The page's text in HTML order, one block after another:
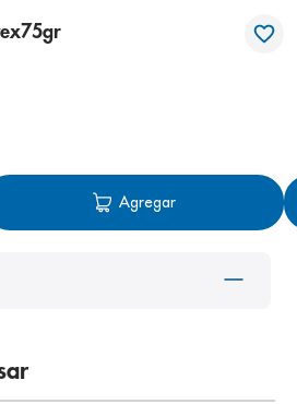
Agregar